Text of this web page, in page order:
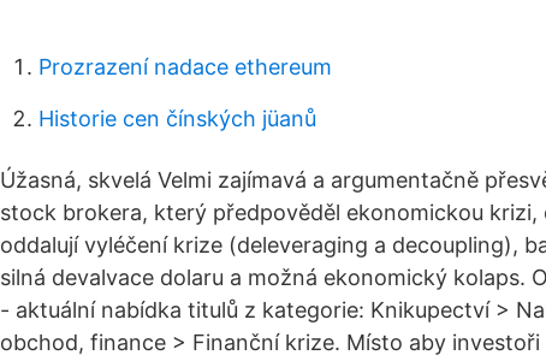
Prozrazení nadace ethereum
Historie cen čínských jüanů
Úžasná, skvelá Velmi zajímavá a argumentačně
stock brokera, který předpověděl ekonomickou
oddalují vyléčení krize (deleveraging a decoupling),
silná devalvace dolaru a možná ekonomický kolaps.
- aktuální nabídka titulů z kategorie: Knikupectví >
obchod, finance > Finanční krize. Místo aby